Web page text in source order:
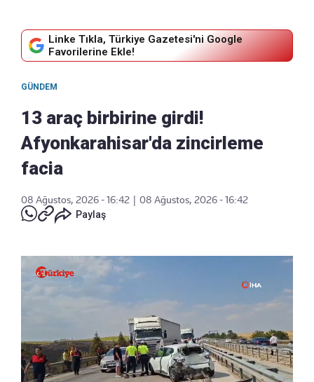
Linke Tıkla, Türkiye Gazetesi'ni Google
Favorilerine Ekle!
GÜNDEM
13 araç birbirine girdi!
Afyonkarahisar'da zincirleme
facia
08 Ağustos, 2026 - 16:42
08 Ağustos, 2026 - 16:42
Paylaş